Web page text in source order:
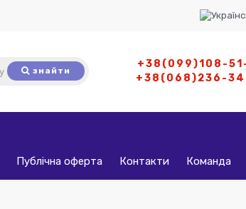
знайти
+38(099)108-
+38(068)236-
Публічна оферта Контакти Команда